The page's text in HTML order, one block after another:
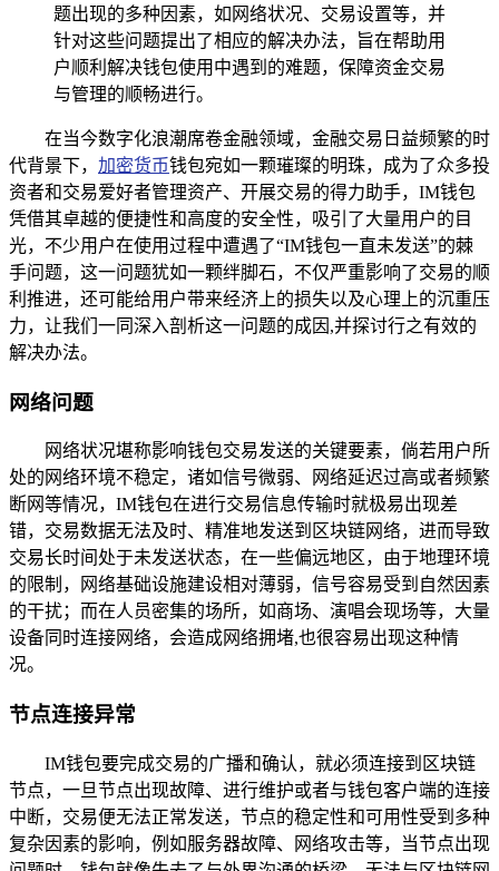
题出现的多种因素，如网络状况、交易设置等，并
针对这些问题提出了相应的解决办法，旨在帮助用
户顺利解决钱包使用中遇到的难题，保障资金交易
与管理的顺畅进行。
在当今数字化浪潮席卷金融领域，金融交易日益频繁的时
代背景下， 加密货币钱包宛如一颗璀璨的明珠，成为了众多投
资者和交易爱好者管理资产、开展交易的得力助手，IM钱包
凭借其卓越的便捷性和高度的安全性，吸引了大量用户的目
光，不少用户在使用过程中遭遇了“IM钱包一直未发送”的棘
手问题，这一问题犹如一颗绊脚石，不仅严重影响了交易的顺
利推进，还可能给用户带来经济上的损失以及心理上的沉重压
力，让我们一同深入剖析这一问题的成因,并探讨行之有效的
解决办法。
网络问题
网络状况堪称影响钱包交易发送的关键要素，倘若用户所
处的网络环境不稳定，诸如信号微弱、网络延迟过高或者频繁
断网等情况，IM钱包在进行交易信息传输时就极易出现差
错，交易数据无法及时、精准地发送到区块链网络，进而导致
交易长时间处于未发送状态，在一些偏远地区，由于地理环境
的限制，网络基础设施建设相对薄弱，信号容易受到自然因素
的干扰；而在人员密集的场所，如商场、演唱会现场等，大量
设备同时连接网络，会造成网络拥堵,也很容易出现这种情
况。
节点连接异常
IM钱包要完成交易的广播和确认，就必须连接到区块链
节点，一旦节点出现故障、进行维护或者与钱包客户端的连接
中断，交易便无法正常发送，节点的稳定性和可用性受到多种
复杂因素的影响，例如服务器故障、网络攻击等，当节点出现